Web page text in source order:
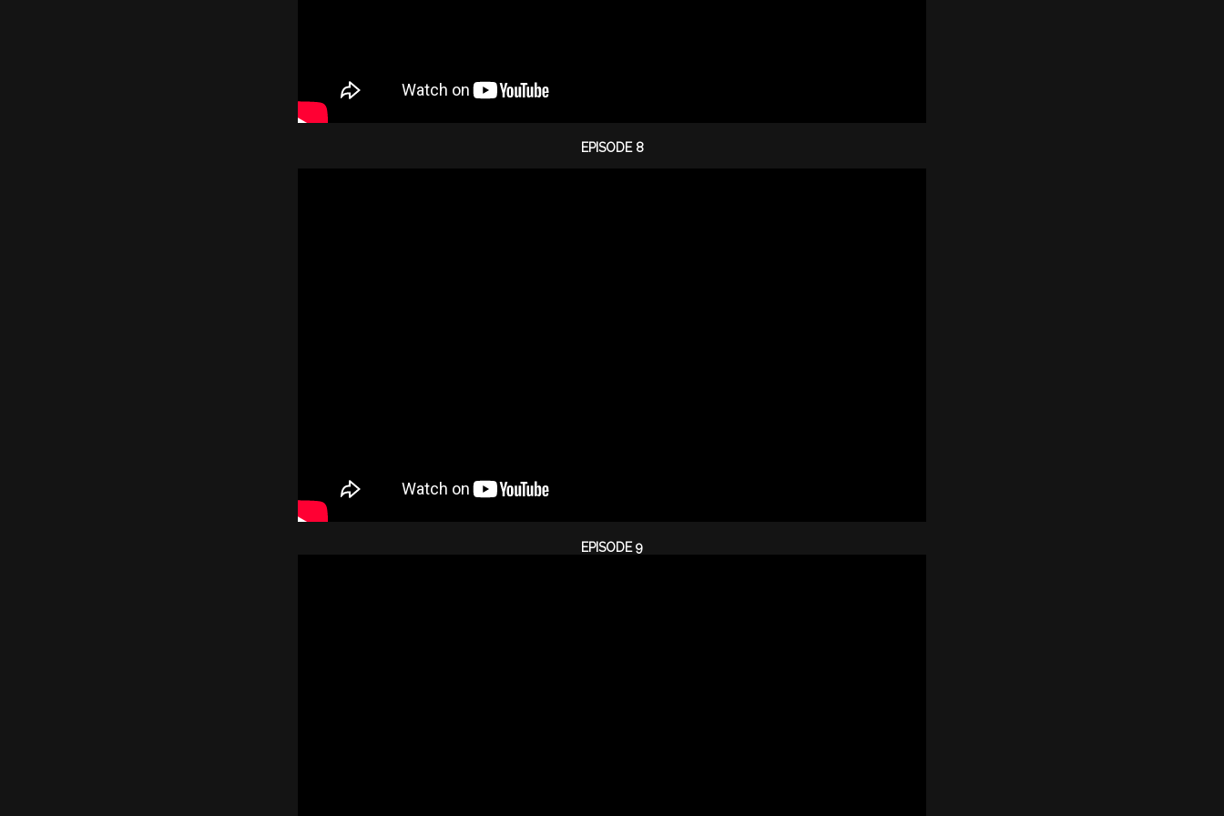
EPISODE 8
EPISODE 9